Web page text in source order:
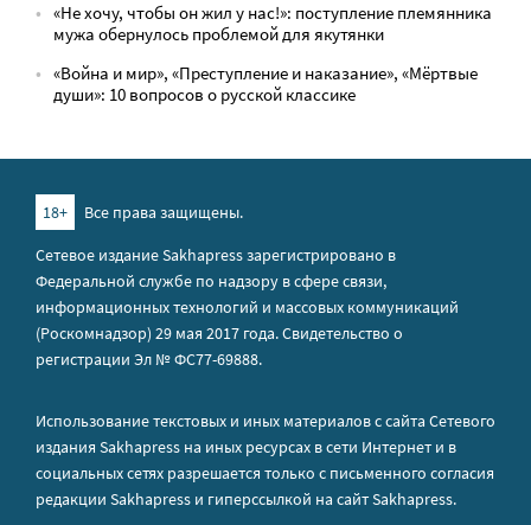
«Не хочу, чтобы он жил у нас!»: поступление племянника
мужа обернулось проблемой для якутянки
«Война и мир», «Преступление и наказание», «Мёртвые
души»: 10 вопросов о русской классике
18+
Все права защищены.
Сетевое издание Sakhapress зарегистрировано в
Федеральной службе по надзору в сфере связи,
информационных технологий и массовых коммуникаций
(Роскомнадзор) 29 мая 2017 года. Свидетельство о
регистрации Эл № ФС77-69888.
Использование текстовых и иных материалов с сайта Сетевого
издания Sakhapress на иных ресурсах в сети Интернет и в
социальных сетях разрешается только с письменного согласия
редакции Sakhapress и гиперссылкой на сайт Sakhapress.